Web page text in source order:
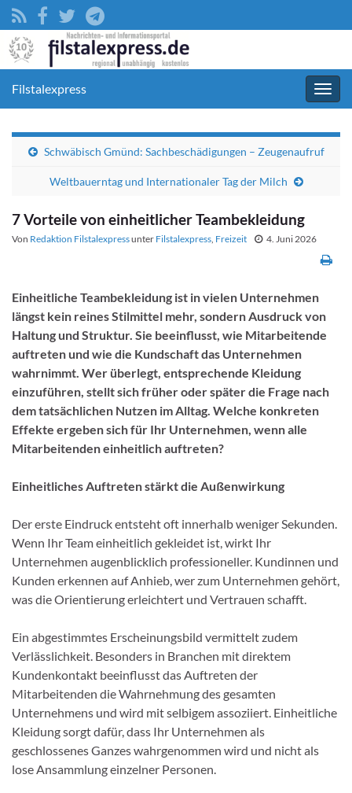
Filstalexpress
Schwäbisch Gmünd: Sachbeschädigungen – Zeugenaufruf
Weltbauerntag und Internationaler Tag der Milch
7 Vorteile von einheitlicher Teambekleidung
Von Redaktion Filstalexpressunter Filstalexpress, Freizeit 4. Juni 2026
Einheitliche Teambekleidung ist in vielen Unternehmen
längst kein reines Stilmittel mehr, sondern Ausdruck von
Haltung und Struktur. Sie beeinflusst, wie Mitarbeitende
auftreten und wie die Kundschaft das Unternehmen
wahrnimmt. Wer überlegt, entsprechende Kleidung
einzuführen, stellt sich früher oder später die Frage nach
dem tatsächlichen Nutzen im Alltag. Welche konkreten
Effekte ergeben sich für Ihr Unternehmen, wenn alle
Mitarbeitenden einheitlich auftreten?
Einheitliches Auftreten stärkt die Außenwirkung
Der erste Eindruck entsteht oft innerhalb weniger Sekunden.
Wenn Ihr Team einheitlich gekleidet ist, wirkt Ihr
Unternehmen augenblicklich professioneller. Kundinnen und
Kunden erkennen auf Anhieb, wer zum Unternehmen gehört,
was die Orientierung erleichtert und Vertrauen schafft.
Ein abgestimmtes Erscheinungsbild vermittelt zudem
Verlässlichkeit. Besonders in Branchen mit direktem
Kundenkontakt beeinflusst das Auftreten der
Mitarbeitenden die Wahrnehmung des gesamten
Unternehmens und wird mit selbigem assoziiert. Einheitliche
Kleidung sorgt dafür, dass Ihr Unternehmen als
geschlossenes Ganzes wahrgenommen wird und nicht als
lose Ansammlung einzelner Personen.